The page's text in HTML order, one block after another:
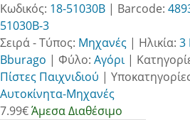
Κωδικός: 18-51030B | Barcode:
51030B-3
Σειρά - Τύπος: Μηχανές | Ηλικία: 3
Bburago | Φύλο: Αγόρι|
Πίστες Παιχνιδιού |
Αυτοκίνητα-Μηχανές
7.99€Άμεσα Διαθέσιμο